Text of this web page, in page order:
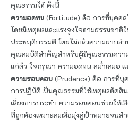
คุณธรรมได้ ดังนี้
ความอดทน (Fortitude) คือ การที่บุคค
โดยมีเหตุผลและแรงจูงใจตามธรรมชา
ประพฤติกรรมดี โดยไม่กลัวความยากล
คุณสมบัติสำคัญสำหรับผู้มีคุณธรรมควา
แก่ตัว ใจกรุณา ความอดทน สม่ำเสมอ แ
ความรอบคอบ (Prudence) คือ การที่บุ
การปฏิบัติ เป็นคุณธรรมที่ใช้เหตุผลตัดสิ
เลี่ยงการกระทำ ความรอบคอบช่วยให้เ
ที่ถูกต้องเหมาะสมเพื่อมุ่งสู่เป้าหมายจน